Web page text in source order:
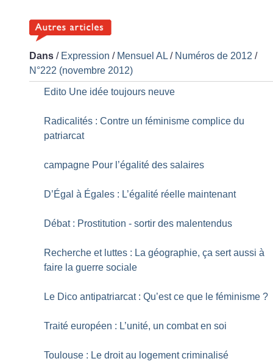
Dans / Expression / Mensuel AL/ Numéros de 2012 /
N°222 (novembre 2012)
Edito Une idée toujours neuve
Radicalités : Contre un féminisme complice du
patriarcat
campagne Pour l’égalité des salaires
D’Égal à Égales : L’égalité réelle maintenant
Débat : Prostitution - sortir des malentendus
Recherche et luttes : La géographie, ça sert aussi à
faire la guerre sociale
Le Dico antipatriarcat : Qu’est ce que le féminisme ?
Traité européen : L’unité, un combat en soi
Toulouse : Le droit au logement criminalisé